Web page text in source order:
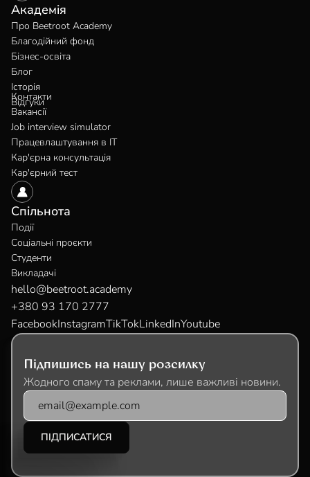
Спільнота
Події
Соціальні проєкти
Студенти
Викладачі
Академія
Про Beetroot Academy
Благодійний фонд
Бізнес-освіта
Блог
Історія
Відгуки
Контакти
Вакансії
Job interview simulator
Працевлаштування в IT
Кар'єрна консультація
Кар'єрний тест
hello@beetroot.academy
+380 93 170 2777
FacebookInstagramTikTokLinkedInYoutube
Підпишись на нашу розсилку
Жодного спаму та реклами, лише важливі новини.